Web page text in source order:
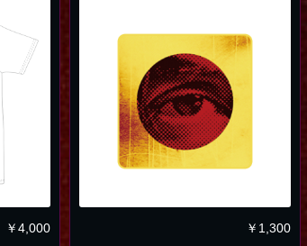
￥4,000 ￥ 1,300